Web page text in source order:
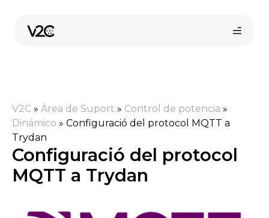
contingut
V2C » Àrea de Suport » Control de potencia »
Dinámico » Configuració del protocol MQTT a
Trydan
Configuració del protocol
MQTT a Trydan